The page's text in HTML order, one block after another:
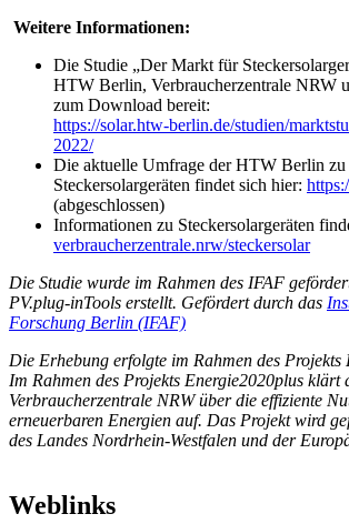
Weitere Informationen:
Die Studie „Der Markt für
HTW Berlin, Verbraucherzentrale NRW
zum Download bereit:
https://solar.htw-berlin.de/studien/
2022/
Die aktuelle Umfrage der HTW Berlin
Steckersolargeräten findet sich hier:
(abgeschlossen)
Informationen zu Steckersolargeräten
verbraucherzentrale.nrw/steckersolar
Die Studie wurde im Rahmen des IFAF
PV.plug-inTools erstellt. Gefördert durch das
Forschung Berlin (IFAF)
Die Erhebung erfolgte im Rahmen des Projekts
Im Rahmen des Projekts Energie2020plus klärt
Verbraucherzentrale NRW über die effiziente
erneuerbaren Energien auf. Das Projekt wird
des Landes Nordrhein-Westfalen und der
Weblinks